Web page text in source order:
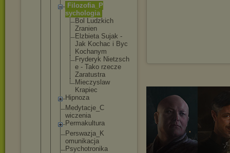
Filozofia_P
sychologia
Bol Ludzkich
Zranien
Elzbieta Sujak -
Jak Kochac i Byc
Kochanym
Fryderyk Nietzsch
e - Tako rzecze
Zaratustra
Mieczysl aw
Krapiec
Hipnoza
Medytacje_C
wiczenia
Permakultura
Perswazja_K
omunikacja
Psychotroni ka